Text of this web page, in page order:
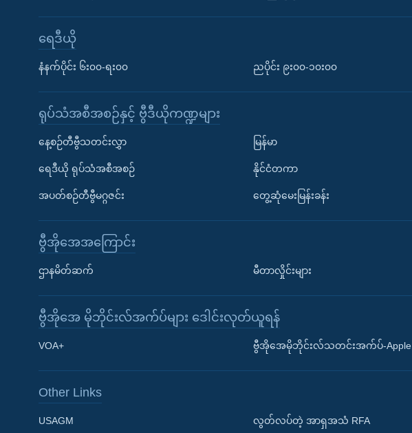
Learning English
ရေဒီယို
နံနက်ပိုင်း ၆း၀၀-ရး၀၀ ညပိုင်း ၉း၀၀-၁၀း၀၀
ရုပ်သံအစီအစဉ်နှင့် ဗွီဒီယိုကဏ္ဍများ
နေ့စဉ်တီဗွီသတင်းလွှာ
ရေဒီယို ရုပ်သံအစီအစဉ်
အပတ်စဉ်တီဗွီမဂ္ဂဇင်း
မြန်မာ
နိုင်ငံတကာ
တွေ့ဆုံမေးမြန်းခန်း
ဗွီအိုအေအကြောင်း
ဌာနမိတ်ဆက် မီတာလှိုင်းများ
ဗွီအိုအေ မိုဘိုင်းလ်အက်ပ်များ ဒေါင်းလုတ်ယူရန်
VOA+ ဗွီအိုအေမိုဘိုင်းလ်သတင်းအက်ပ်-Apple
Other Links
USAGM လွတ်လပ်တဲ့ အာရှအသံ RFA